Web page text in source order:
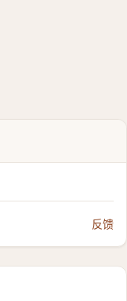
反馈